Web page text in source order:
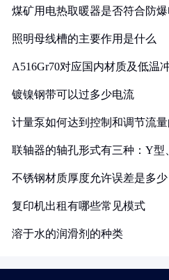
煤矿用电热取暖器是否符合防
照明母线槽的主要作用是什么
A516Gr70对应国内材质及低温
镀镍钢带可以过多少电流
计量泵如何达到控制和调节流
联轴器的轴孔形式有三种：Y型
不锈钢材质厚度允许误差是多少
复印机出租有哪些常见模式
溶于水的润滑剂的种类